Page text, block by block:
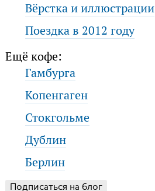
Вёрстка и иллюстрации
Поездка в 2012 году
Ещё кофе:
Гамбурга
Копенгаген
Стокгольме
Дублин
Берлин
Подписаться на блог